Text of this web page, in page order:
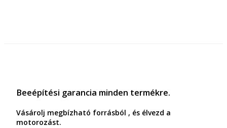
Beeépítési garancia minden termékre.
Vásárolj megbízható forrásból , és élvezd a
motorozást.